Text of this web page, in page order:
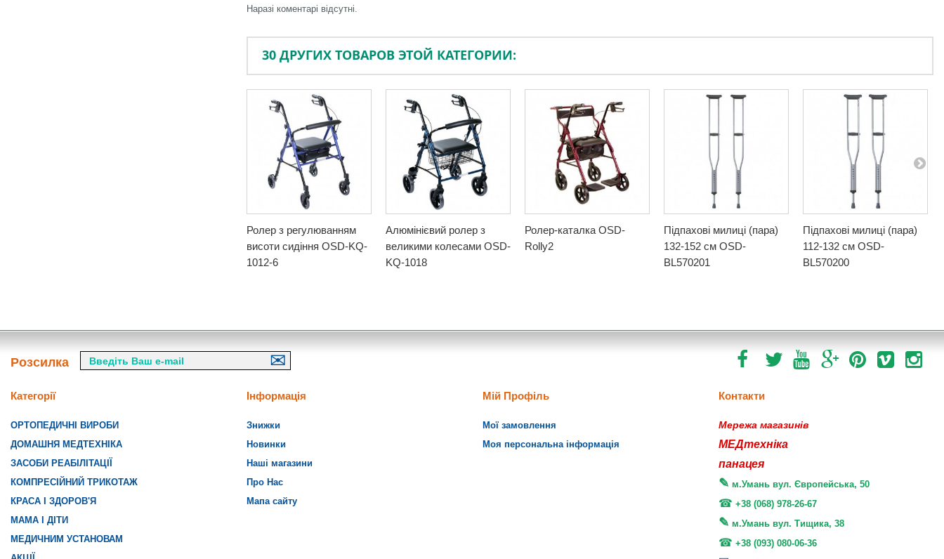
Наразі коментарі відсутні.
30 ДРУГИХ ТОВАРОВ ЭТОЙ КАТЕГОРИИ:
Ролер з регулюванням
висоти сидіння OSD-KQ-
1012-6
Алюмінієвий ролер з
великими колесами OSD-
KQ-1018
Ролер-каталка OSD-
Rolly2
Підпахові милиці (пара)
132-152 см OSD-
BL570201
Підпахові милиці (пара)
112-132 см OSD-
BL570200
Розсилка
Категорії
ОРТОПЕДИЧНІ ВИРОБИ
ДОМАШНЯ МЕДТЕХНІКА
ЗАСОБИ РЕАБІЛІТАЦІЇ
КОМПРЕСІЙНИЙ ТРИКОТАЖ
КРАСА І ЗДОРОВ'Я
МАМА І ДІТИ
МЕДИЧНИМ УСТАНОВАМ
Інформація
Знижки
Новинки
Наші магазини
Про Нас
Мапа сайту
Мій Профіль
Мої замовлення
Моя персональна інформація
Контакти
Мережа магазинів
МЕДтехніка
панацея
м.Умань вул. Європейська, 50
+38 (068) 978-26-67
м.Умань вул. Тищика, 38
+38 (093) 080-06-36